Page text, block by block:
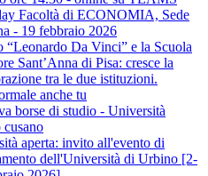
Facoltà di ECONOMIA, Sede
- 19 febbraio 2026
“Leonardo Da Vinci” e la Scuola
Sant’Anna di Pisa: cresce la
tra le due istituzioni.
anche tu
borse di studio - Università
aperta: invito all'evento di
dell'Università di Urbino [2-